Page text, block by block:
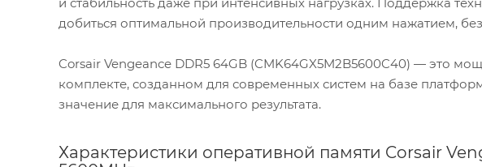
и стабильность даже при интенсивных нагрузках. Поддержка
добиться оптимальной производительности одним нажатием,
Corsair Vengeance DDR5 64GB (CMK64GX5M2B5600C40) — это
комплекте, созданном для современных систем на базе
значение для максимального результата.
Характеристики оперативной памяти Corsair